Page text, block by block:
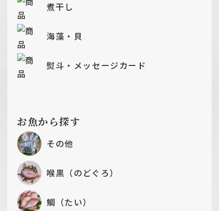
煮干し
海藻・貝
熨斗・メッセージカード
お魚から探す
その他
喉黒（のどぐろ）
鯛（たい）